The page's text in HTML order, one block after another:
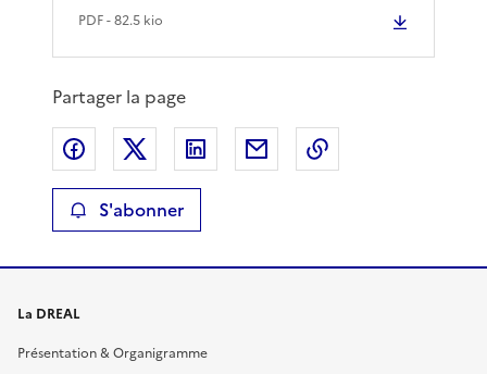
PDF- 82.5 kio
Partager la page
Partager sur Facebook
Partager sur XPartager sur LinkedIn
Partager par email
S'abonner
La DREAL
Présentation & Organigramme